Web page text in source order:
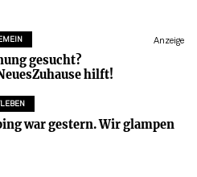
Anzeige
gesucht?
hilft!
war gestern. Wir glampen